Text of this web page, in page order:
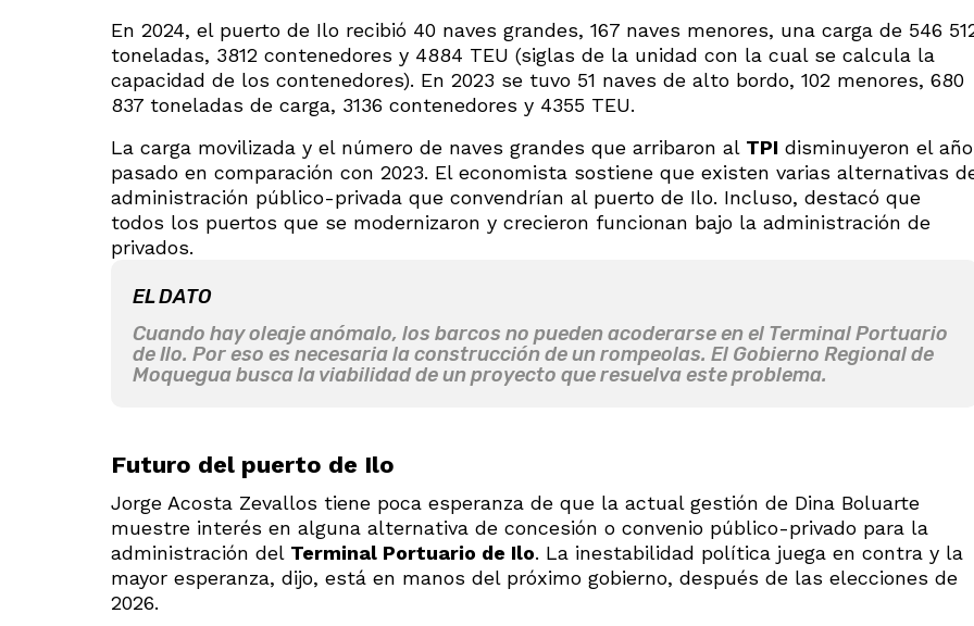
En 2024, el puerto de Ilo recibió 40 naves grandes, 167 naves menores, una carga de 546
toneladas, 3812 contenedores y 4884 TEU (siglas de la unidad con la cual se calcula la
capacidad de los contenedores). En 2023 se tuvo 51 naves de alto bordo, 102 menores, 680
837 toneladas de carga, 3136 contenedores y 4355 TEU.
La carga movilizada y el número de naves grandes que arribaron al TPI disminuyeron el año
pasado en comparación con 2023. El economista sostiene que existen varias alternativas
administración público-privada que convendrían al puerto de Ilo. Incluso, destacó que
todos los puertos que se modernizaron y crecieron funcionan bajo la administración de
privados.
EL DATO
Cuando hay oleaje anómalo, los barcos no pueden acoderarse en el Terminal Portuario
de Ilo. Por eso es necesaria la construcción de un rompeolas. El Gobierno Regional de
Moquegua busca la viabilidad de un proyecto que resuelva este problema.
Futuro del puerto de Ilo
Jorge Acosta Zevallos tiene poca esperanza de que la actual gestión de Dina Boluarte
muestre interés en alguna alternativa de concesión o convenio público-privado para la
administración del Terminal Portuario de Ilo. La inestabilidad política juega en contra y la
mayor esperanza, dijo, está en manos del próximo gobierno, después de las elecciones de
2026.